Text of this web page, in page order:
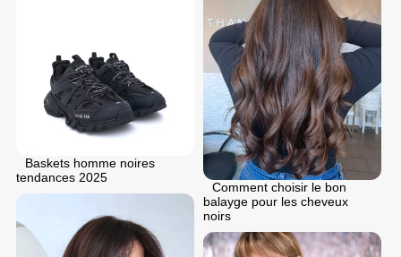
Comment choisir le bon
balayge pour les cheveux
noirs
Baskets homme noires
tendances 2025